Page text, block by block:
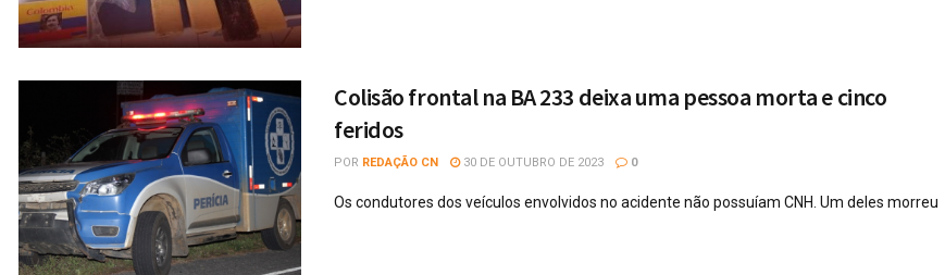
Colisão frontal na BA 233 deixa uma pessoa morta e cinco
feridos
POR REDAÇÃO CN 30 DE OUTUBRO DE 2023 0
Os condutores dos veículos envolvidos no acidente não possuíam CNH. Um deles morreu